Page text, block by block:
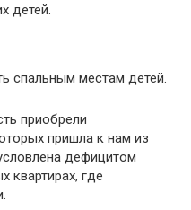
детей.
спальным местам детей.
приобрели
пришла к нам из
дефицитом
квартирах, где